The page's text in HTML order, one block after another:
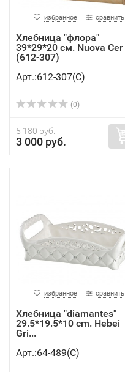
избранное сравнить
Хлебница "флора"
39*29*20 см. Nuova Cer
(612-307)
Арт.:612-307(C)
(0)
5 180 руб.
3 000 руб.
избранное сравнить
Хлебница "diamantes"
29.5*19.5*10 cm. Hebei
Gri...
Арт.:64-489(C)